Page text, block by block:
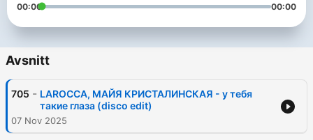
00:00 00:00
Avsnitt
705 - LAROCCA, МАЙЯ КРИСТАЛИНСКАЯ - у тебя
такие глаза (disco edit)
07 Nov 2025